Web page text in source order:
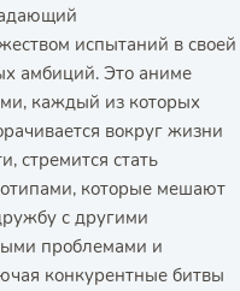
испытаний в своей
амбиций. Это аниме
каждый из которых
вокруг жизни
стремится стать
которые мешают
с другими
проблемами и
конкурентные битвы